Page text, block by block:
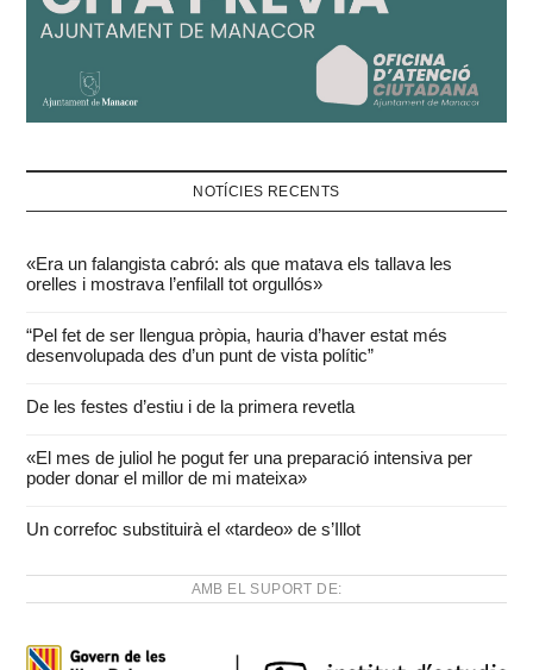
NOTÍCIES RECENTS
«Era un falangista cabró: als que matava els tallava les
orelles i mostrava l’enfilall tot orgullós»
“Pel fet de ser llengua pròpia, hauria d’haver estat més
desenvolupada des d’un punt de vista polític”
De les festes d’estiu i de la primera revetla
«El mes de juliol he pogut fer una preparació intensiva per
poder donar el millor de mi mateixa»
Un correfoc substituirà el «tardeo» de s’Illot
AMB EL SUPORT DE: